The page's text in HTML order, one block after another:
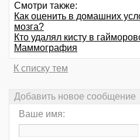
Смотри также:
Как оценить в домашних
мозга?
Кто удалял кисту в
Маммография
К списку тем
Добавить новое сообщение
Ваше имя: